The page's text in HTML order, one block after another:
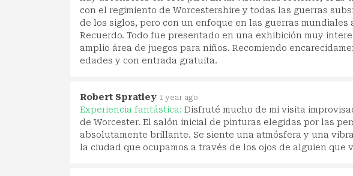
con el regimiento de Worcestershire y todas las guerras
de los siglos, pero con un enfoque en las guerras mundiales
Recuerdo. Todo fue presentado en una exhibición muy
amplio área de juegos para niños. Recomiendo
edades y con entrada gratuita.
Robert Spratley 1 year ago
Experiencia fantástica: Disfruté mucho de mi visita
de Worcester. El salón inicial de pinturas elegidas por las
absolutamente brillante. Se siente una atmósfera y una
la ciudad que ocupamos a través de los ojos de alguien que